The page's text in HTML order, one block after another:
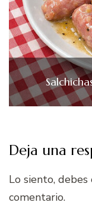
Deja una
Lo siento, debes
comentario.